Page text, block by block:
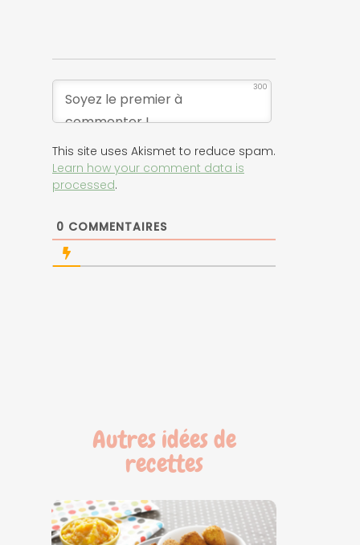
300
This site uses Akismet to reduce spam.
Learn how your comment data is
processed.
0 COMMENTAIRES
Autres idées de
recettes